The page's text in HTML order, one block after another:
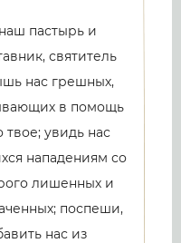
пастырь и
святитель
нас грешных,
в помощь
твое; увидь нас
нападениям со
лишенных и
поспеши,
нас из